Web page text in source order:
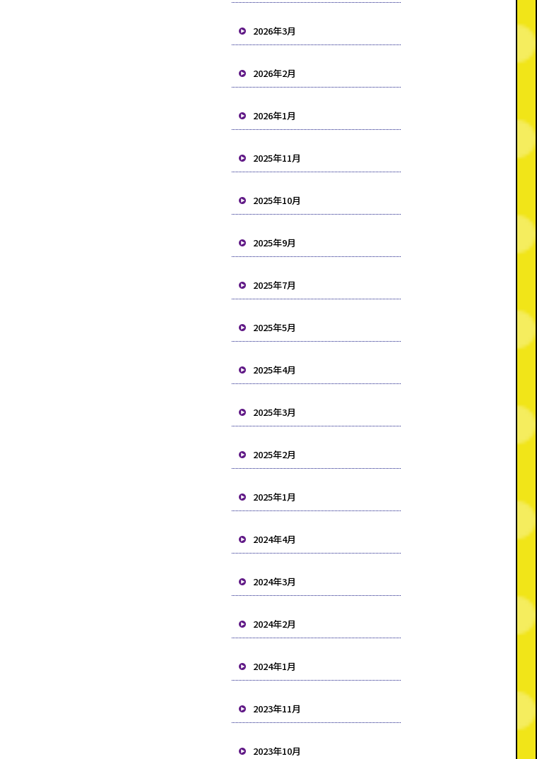
2026年3月
2026年2月
2026年1月
2025年11月
2025年10月
2025年9月
2025年7月
2025年5月
2025年4月
2025年3月
2025年2月
2025年1月
2024年4月
2024年3月
2024年2月
2024年1月
2023年11月
2023年10月